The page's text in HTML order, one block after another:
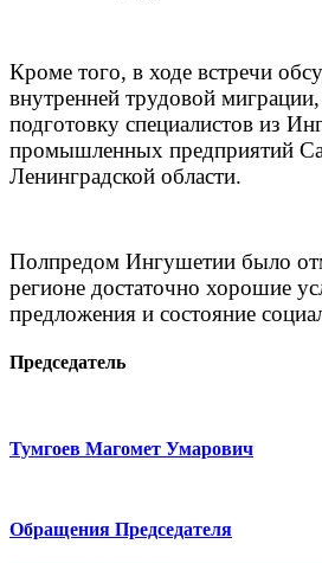
Кроме того, в ходе встречи
внутренней трудовой миграции,
подготовку специалистов из
промышленных предприятий
Ленинградской области.
Полпредом Ингушетии было
регионе достаточно хорошие
предложения и состояние
Председатель
Тумгоев Магомет Умарович
Обращения Председателя